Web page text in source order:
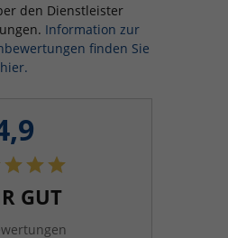
den Dienstleister
Information zur
finden Sie
hier.
GUT